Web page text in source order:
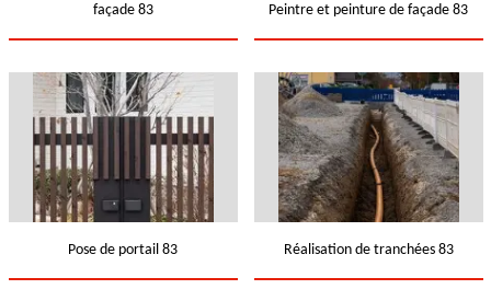
façade 83
Peintre et peinture de façade 83
Pose de portail 83 Réalisation de tranchées 83